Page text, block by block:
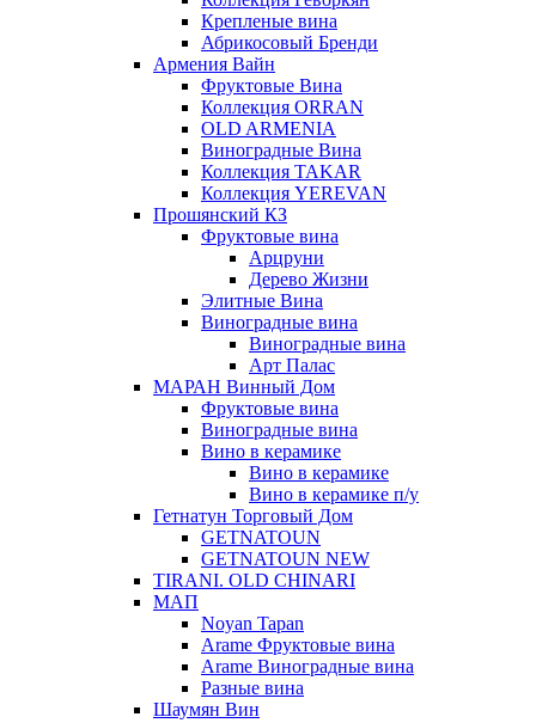
Крепленые вина
Абрикосовый Бренди
Армения Вайн
Фруктовые Вина
Коллекция ORRAN
OLD ARMENIA
Виноградные Вина
Коллекция TAKAR
Коллекция YEREVAN
Прошянский КЗ
Фруктовые вина
Арцруни
Дерево Жизни
Элитные Вина
Виноградные вина
Виноградные вина
Арт Палас
МАРАН Винный Дом
Фруктовые вина
Виноградные вина
Вино в керамике
Вино в керамике
Вино в керамике п/у
Гетнатун Торговый Дом
GETNATOUN
GETNATOUN NEW
TIRANI. OLD CHINARI
МАП
Noyan Tapan
Arame Фруктовые вина
Arame Виноградные вина
Разные вина
Шаумян Вин